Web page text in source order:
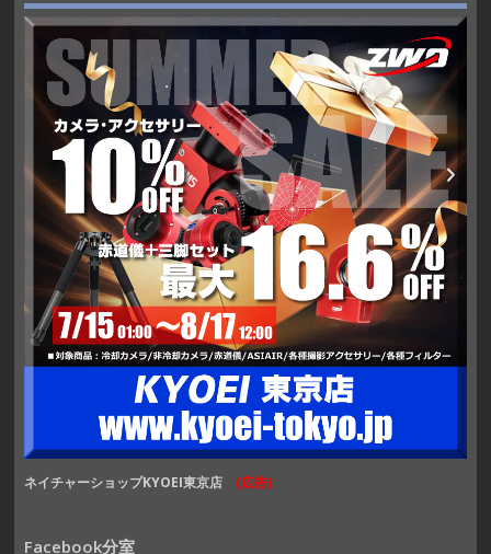
ネイチャーショップKYOEI東京店 (広告)
Facebook分室